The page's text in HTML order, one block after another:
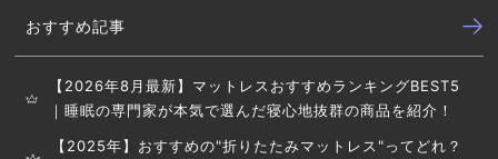
おすすめ記事
【2026年8月最新】マットレスおすすめランキングBEST5
｜睡眠の専門家が本気で選んだ寝心地抜群の商品を紹介！
【2025年】おすすめの"折りたたみマットレス"ってどれ？